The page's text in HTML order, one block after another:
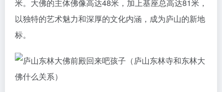
米。大佛的主体佛像高达48米，加上基座总高达81米，
以独特的艺术魅力和深厚的文化内涵，成为庐山的新地
标。